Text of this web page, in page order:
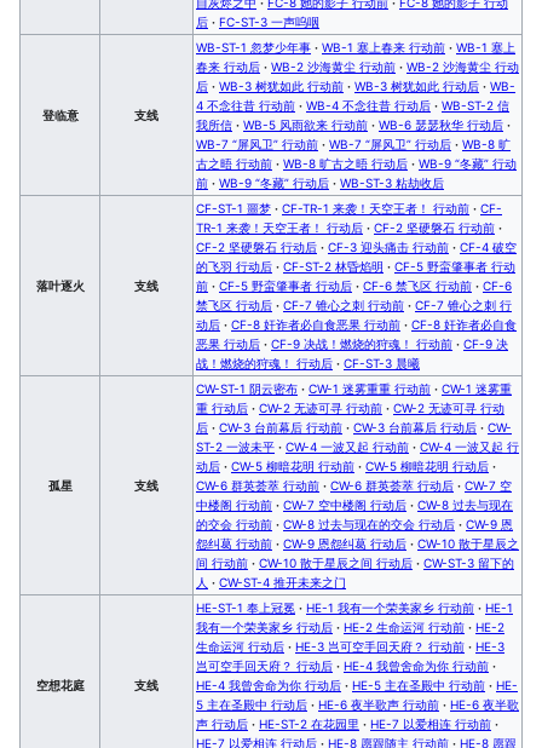
后 · FC-ST-3 一声呜咽
登临意 支线
WB-ST-1 忽梦少年事 · WB-1 塞上春来 行动前 · WB-1 塞上
春来 行动后 · WB-2 沙海黄尘 行动前 · WB-2 沙海黄尘 行动
后 · WB-3 树犹如此 行动前 · WB-3 树犹如此 行动后 · WB-
4 不念往昔 行动前 · WB-4 不念往昔 行动后 · WB-ST-2 信
我所信 · WB-5 风雨欲来 行动前 · WB-6 瑟瑟秋华 行动后 ·
WB-7 “屏风卫” 行动前 · WB-7 “屏风卫” 行动后 · WB-8 旷
古之晤 行动前 · WB-8 旷古之晤 行动后 · WB-9 “冬藏” 行动
前 · WB-9 “冬藏” 行动后 · WB-ST-3 粘劫收后
落叶逐火 支线
CF-ST-1 噩梦 · CF-TR-1 来袭！天空王者！ 行动前 · CF-
TR-1 来袭！天空王者！ 行动后 · CF-2 坚硬磐石 行动前 ·
CF-2 坚硬磐石 行动后 · CF-3 迎头痛击 行动前 · CF-4 破空
的飞羽 行动后 · CF-ST-2 林昏焰明 · CF-5 野蛮肇事者 行动
前 · CF-5 野蛮肇事者 行动后 · CF-6 禁飞区 行动前 · CF-6
禁飞区 行动后 · CF-7 锥心之刺 行动前 · CF-7 锥心之刺 行
动后 · CF-8 奸诈者必自食恶果 行动前 · CF-8 奸诈者必自食
恶果 行动后 · CF-9 决战！燃烧的狩魂！ 行动前 · CF-9 决
战！燃烧的狩魂！ 行动后 · CF-ST-3 晨曦
孤星 支线
CW-ST-1 阴云密布 · CW-1 迷雾重重 行动前 · CW-1 迷雾重
重 行动后 · CW-2 无迹可寻 行动前 · CW-2 无迹可寻 行动
后 · CW-3 台前幕后 行动前 · CW-3 台前幕后 行动后 · CW-
ST-2 一波未平 · CW-4 一波又起 行动前 · CW-4 一波又起 行
动后 · CW-5 柳暗花明 行动前 · CW-5 柳暗花明 行动后 ·
CW-6 群英荟萃 行动前 · CW-6 群英荟萃 行动后 · CW-7 空
中楼阁 行动前 · CW-7 空中楼阁 行动后 · CW-8 过去与现在
的交会 行动前 · CW-8 过去与现在的交会 行动后 · CW-9 恩
怨纠葛 行动前 · CW-9 恩怨纠葛 行动后 · CW-10 散于星辰之
间 行动前 · CW-10 散于星辰之间 行动后 · CW-ST-3 留下的
人 · CW-ST-4 推开未来之门
空想花庭 支线
HE-ST-1 奉上冠冕 · HE-1 我有一个荣美家乡 行动前 · HE-1
我有一个荣美家乡 行动后 · HE-2 生命运河 行动前 · HE-2
生命运河 行动后 · HE-3 岂可空手回天府？ 行动前 · HE-3
岂可空手回天府？ 行动后 · HE-4 我曾舍命为你 行动前 ·
HE-4 我曾舍命为你 行动后 · HE-5 主在圣殿中 行动前 · HE-
5 主在圣殿中 行动后 · HE-6 夜半歌声 行动前 · HE-6 夜半歌
声 行动后 · HE-ST-2 在花园里 · HE-7 以爱相连 行动前 ·
HE-7 以爱相连 行动后 · HE-8 愿跟随主 行动前 · HE-8 愿跟